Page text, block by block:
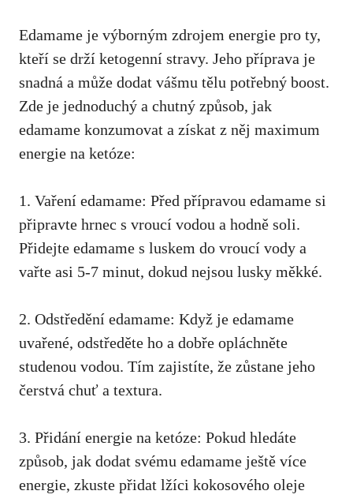
Edamame je výborným zdrojem energie pro ty,
kteří se drží ketogenní stravy. Jeho‍ příprava je
snadná a může dodat‍ vášmu tělu potřebný boost.
Zde je jednoduchý a​ chutný způsob, jak
edamame konzumovat a ‌získat z něj maximum
energie na ketóze:
1. Vaření⁢ edamame: Před přípravou edamame si
připravte hrnec s vroucí vodou a hodně‍ soli.
Přidejte⁤ edamame s luskem do vroucí vody a
vařte asi ‌5-7 minut, dokud nejsou lusky měkké.
2. Odstředění edamame: Když je edamame
uvařené, ⁤odstředěte ho a dobře opláchněte
studenou vodou. Tím zajistíte, že zůstane jeho
čerstvá chuť a textura.
3. Přidání energie na ketóze: Pokud hledáte
způsob, jak dodat svému edamame ‍ještě více
energie, zkuste přidat‌ lžíci kokosového oleje